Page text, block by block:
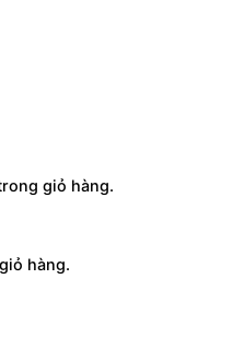
giỏ hàng.
hàng.